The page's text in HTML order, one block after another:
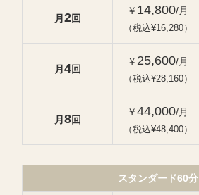
月 2回
￥ 14,800/月
（税込¥16,280）
月 4回
￥ 25,600/月
（税込¥28,160）
月 8回
￥44,000/月
（税込¥48,400）
スタンダード60分